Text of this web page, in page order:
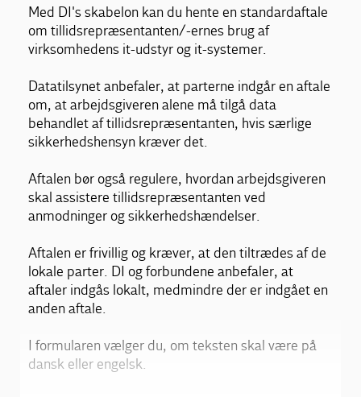
Med DI's skabelon kan du hente en standardaftale
om tillidsrepræsentanten/-ernes brug af
virksomhedens it-udstyr og it-systemer.
Datatilsynet anbefaler, at parterne indgår en aftale
om, at arbejdsgiveren alene må tilgå data
behandlet af tillidsrepræsentanten, hvis særlige
sikkerhedshensyn kræver det.
Aftalen bør også regulere, hvordan arbejdsgiveren
skal assistere tillidsrepræsentanten ved
anmodninger og sikkerhedshændelser.
Aftalen er frivillig og kræver, at den tiltrædes af de
lokale parter. DI og forbundene anbefaler, at
aftaler indgås lokalt, medmindre der er indgået en
anden aftale.
I formularen vælger du, om teksten skal være på
dansk eller engelsk.